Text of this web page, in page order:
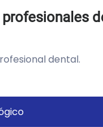
analizar el
elaborado a
dental.